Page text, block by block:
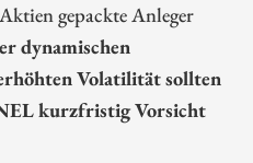
gepackte Anleger
dynamischen
Volatilität sollten
kurzfristig Vorsicht